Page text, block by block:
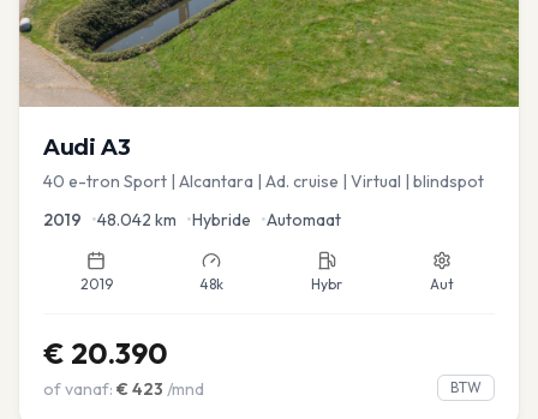
Audi A3
40 e-tron Sport | Alcantara | Ad. cruise | Virtual | blindspot
2019 •48.042 km •Hybride •Automaat
2019 48k Hybr Aut
€ 20.390
of vanaf: € 423 /mnd BTW